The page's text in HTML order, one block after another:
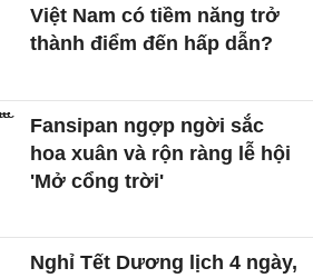
Việt Nam có tiềm năng trở
thành điểm đến hấp dẫn?
Fansipan ngợp ngời sắc
hoa xuân và rộn ràng lễ hội
'Mở cổng trời'
Nghỉ Tết Dương lịch 4 ngày,